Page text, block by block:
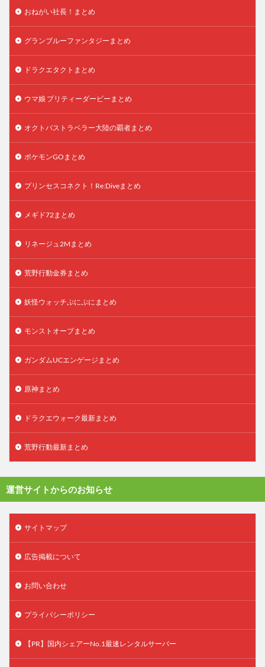
おねがい社長！まとめ
グランブルーファンタジーまとめ
ドラクエタクトまとめ
ウマ娘 プリティーダービーまとめ
オクトパストラベラー大陸の覇者まとめ
ポケモンGOまとめ
プリンセスコネクト！Re:Diveまとめ
メギド72まとめ
リネージュ2Mまとめ
荒野行動金券まとめ
妖怪ウォッチぷにぷにまとめ
モンストオーブまとめ
ガンダムUCエンゲージまとめ
原神まとめ
ドラクエウォーク最新まとめ
荒野行動最新まとめ
運営サイトからのお知らせ
サイトマップ
広告掲載について
お問い合わせ
プライバシーポリシー
【PR】国内シェアーNo.1最速レンタルサーバー